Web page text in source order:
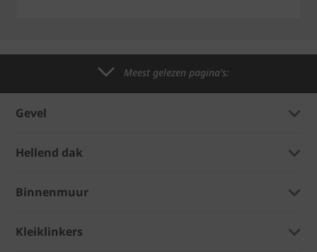
Meest gelezen pagina's:
Gevel
Hellend dak
Binnenmuur
Kleiklinkers